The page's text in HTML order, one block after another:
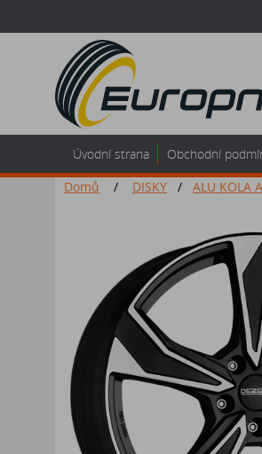
Úvodní strana Obchodní
Domů
/ DISKY / ALU KOLA